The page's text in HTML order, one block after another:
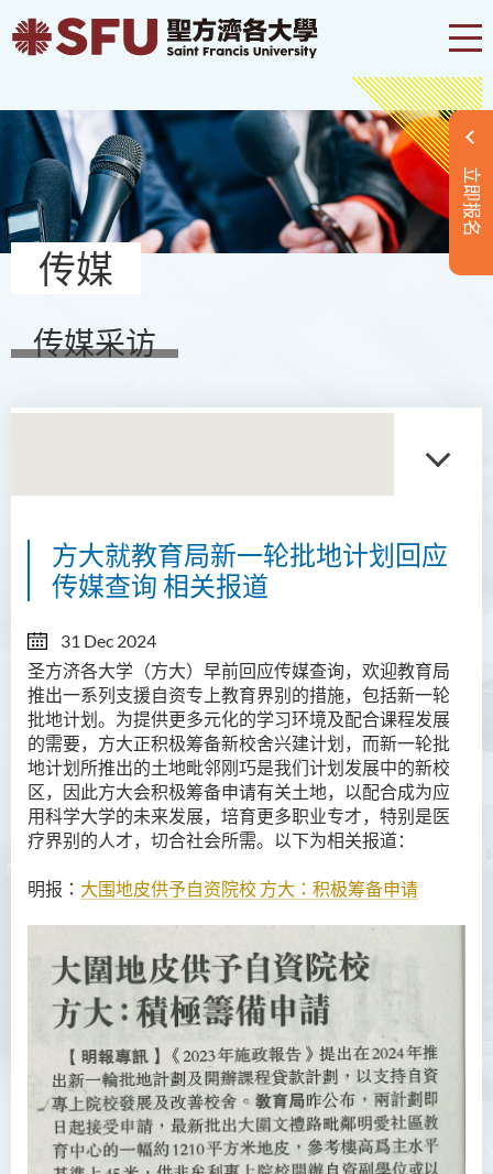
立即报名
传媒
传媒采访
方大就教育局新一轮批地计划回应
传媒查询 相关报道
31 Dec 2024
圣方济各大学（方大）早前回应传媒查询，欢迎教育局
推出一系列支援自资专上教育界别的措施，包括新一轮
批地计划。为提供更多元化的学习环境及配合课程发展
的需要，方大正积极筹备新校舍兴建计划，而新一轮批
地计划所推出的土地毗邻刚巧是我们计划发展中的新校
区，因此方大会积极筹备申请有关土地，以配合成为应
用科学大学的未来发展，培育更多职业专才，特别是医
疗界别的人才，切合社会所需。以下为相关报道：
明报： 大围地皮供予自资院校 方大：积极筹备申请